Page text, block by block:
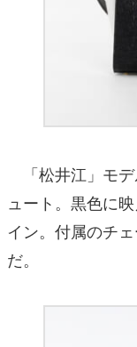
「松井江」モ
ュート。黒色に
イン。付属のチ
だ。